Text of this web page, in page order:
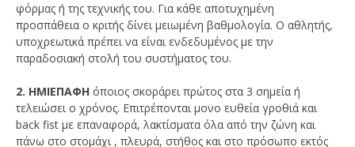
φόρμας ή της τεχνικής του. Για κάθε αποτυχημένη
προσπάθεια ο κριτής δίνει μειωμένη βαθμολογία. Ο αθλητής,
υποχρεωτικά πρέπει να είναι ενδεδυμένος με την
παραδοσιακή στολή του συστήματος του.
2. ΗΜΙΕΠΑΦΗ όποιος σκοράρει πρώτος στα 3 σημεία ή
τελειώσει ο χρόνος. Επιτρέπονται μονο ευθεία γροθιά και
back fist με επαναφορά, λακτίσματα όλα από την ζώνη και
πάνω στο στομάχι , πλευρά, στήθος και στο πρόσωπο εκτός